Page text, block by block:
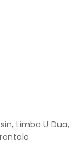
Limba U Dua,